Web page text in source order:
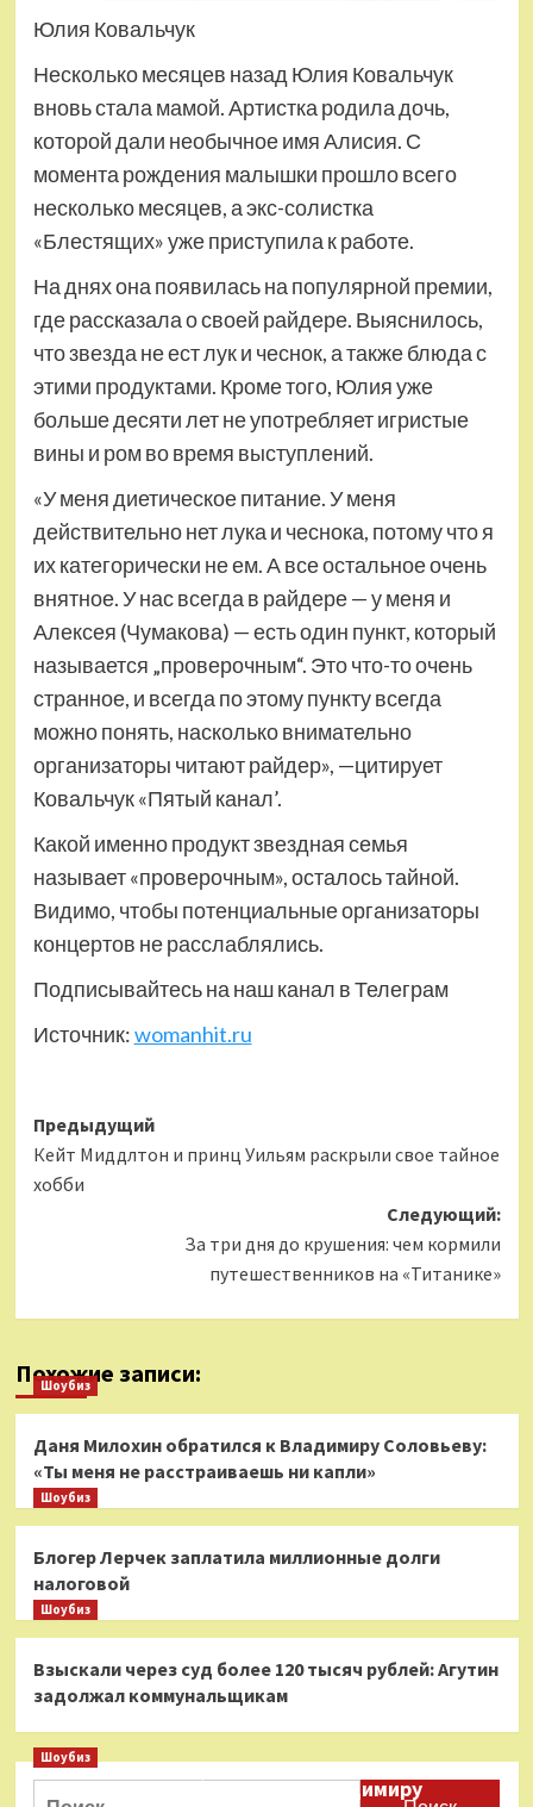
Юлия Ковальчук
Несколько месяцев назад Юлия Ковальчук
вновь стала мамой. Артистка родила дочь,
которой дали необычное имя Алисия. С
момента рождения малышки прошло всего
несколько месяцев, а экс-солистка
«Блестящих» уже приступила к работе.
На днях она появилась на популярной премии,
где рассказала о своей райдере. Выяснилось,
что звезда не ест лук и чеснок, а также блюда с
этими продуктами. Кроме того, Юлия уже
больше десяти лет не употребляет игристые
вины и ром во время выступлений.
«У меня диетическое питание. У меня
действительно нет лука и чеснока, потому что я
их категорически не ем. А все остальное очень
внятное. У нас всегда в райдере — у меня и
Алексея (Чумакова) — есть один пункт, который
называется „проверочным“. Это что-то очень
странное, и всегда по этому пункту всегда
можно понять, насколько внимательно
организаторы читают райдер», —цитирует
Ковальчук «Пятый канал’.
Какой именно продукт звездная семья
называет «проверочным», осталось тайной.
Видимо, чтобы потенциальные организаторы
концертов не расслаблялись.
Подписывайтесь на наш канал в Телеграм
Источник:womanhit.ru
Навигация
записи
Предыдущий
Кейт Миддлтон и принц Уильям раскрыли свое тайное
хобби
Следующий:
За три дня до крушения: чем кормили
путешественников на «Титанике»
Похожие записи:
Шоубиз
Даня Милохин обратился к Владимиру Соловьеву:
«Ты меня не расстраиваешь ни капли»
Шоубиз
Блогер Лерчек заплатила миллионные долги
налоговой
Шоубиз
Взыскали через суд более 120 тысяч рублей: Агутин
задолжал коммунальщикам
Шоубиз
Даня Милохин обратился к Владимиру